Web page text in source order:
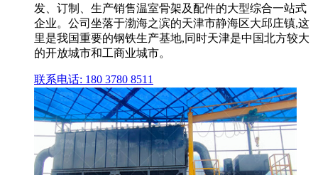
发、订制、生产销售温室骨架及配件的大型综合一站式
企业。公司坐落于渤海之滨的天津市静海区大邱庄镇,这
里是我国重要的钢铁生产基地,同时天津是中国北方较大
的开放城市和工商业城市。
联系电话: 180 3780 8511